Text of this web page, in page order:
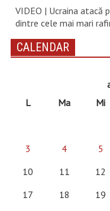
VIDEO | Ucraina atacă
dintre cele mai mari
CALENDAR
L
Ma Mi
3
4 5
10
11 12
17
18 19